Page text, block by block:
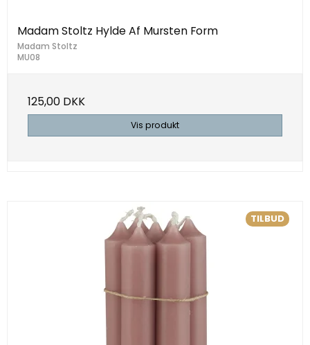
Madam Stoltz Hylde Af Mursten Form
Madam Stoltz
MU08
125,00 DKK
Vis produkt
TILBUD